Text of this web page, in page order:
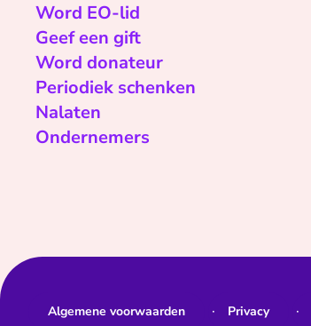
Word EO-lid
Geef een gift
Word donateur
Periodiek schenken
Nalaten
Ondernemers
Algemene voorwaarden Privacy